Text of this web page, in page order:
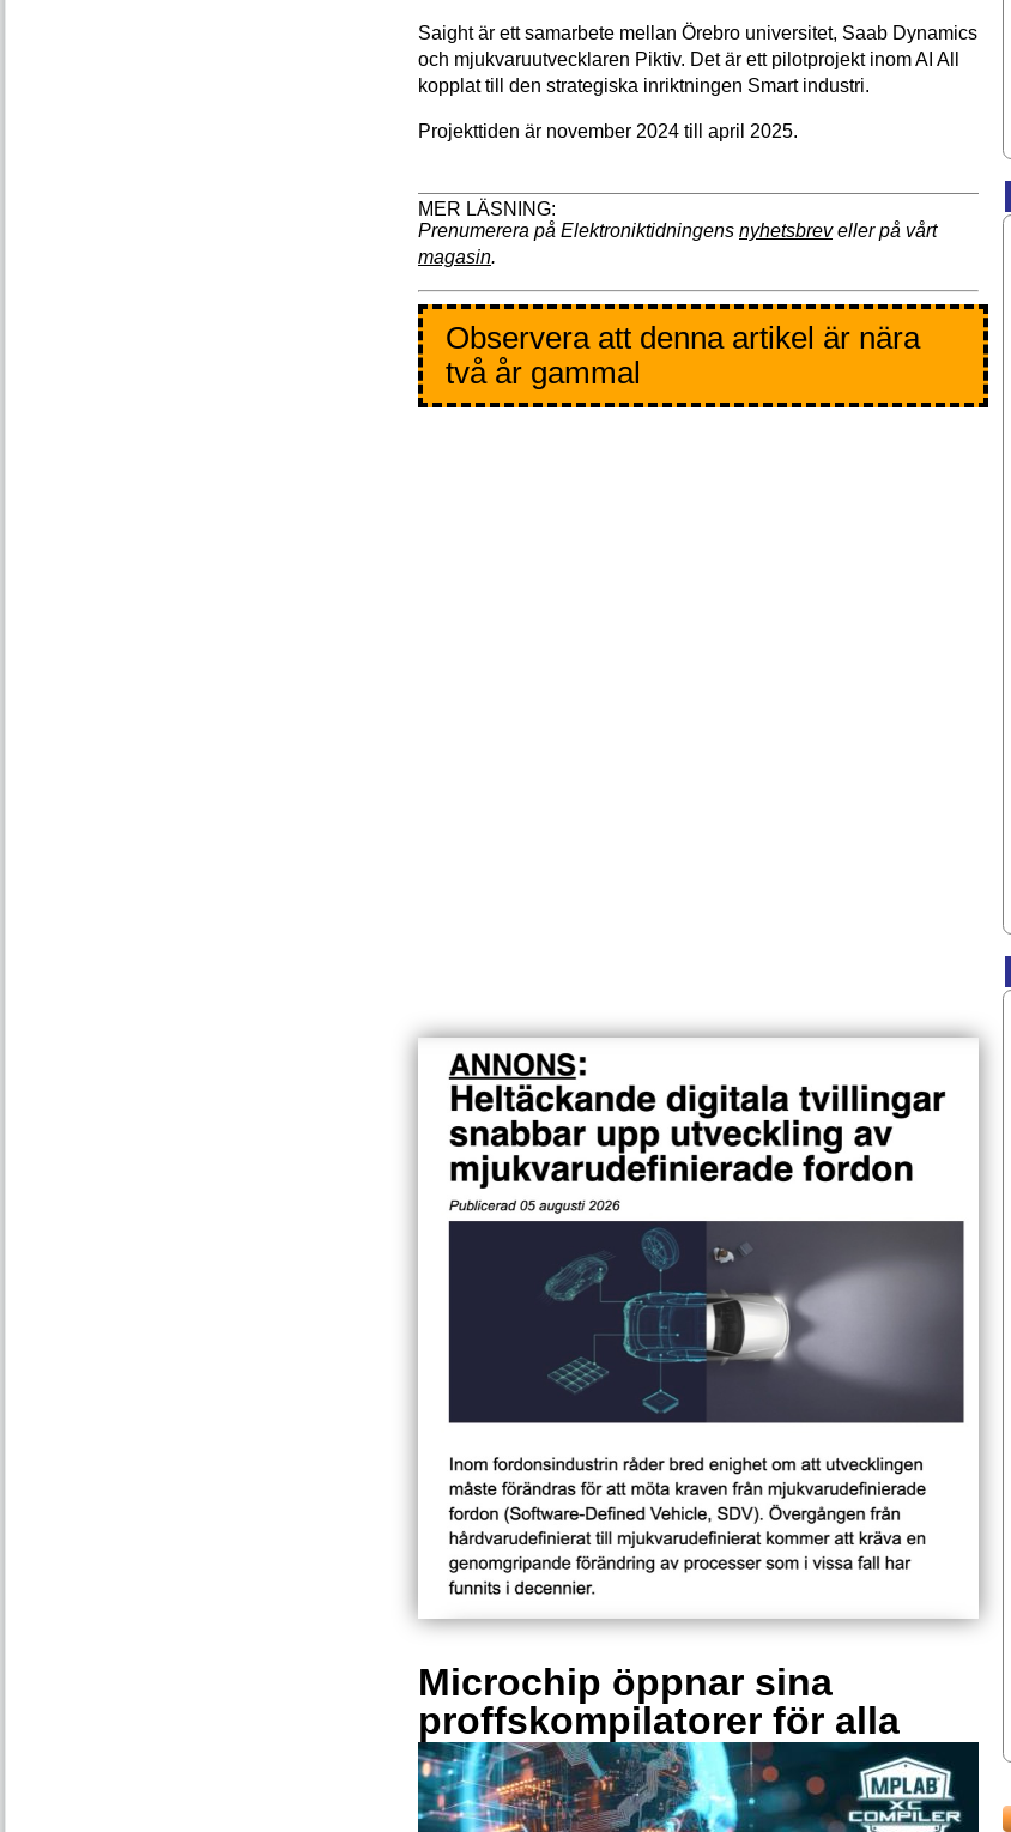
Saight är ett samarbete mellan Örebro universitet, Saab Dynamics
och mjukvaruutvecklaren Piktiv. Det är ett pilotprojekt inom AI All
kopplat till den strategiska inriktningen Smart industri.
Projekttiden är november 2024 till april 2025.
Prenumerera på Elektroniktidningens nyhetsbreveller på vårt
magasin.
Observera att denna artikel är nära
två år gammal
Microchip öppnar sina
proffskompilatorer för alla